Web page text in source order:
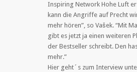
Inspiring Network Hohe Luft
kann die Angriffe auf Precht
mehr hören”, so Vašek. “Mit
gibt es jetzt ja einen weiteren
der Bestseller schreibt. Den
mehr.”
Hier geht´s zum Interview